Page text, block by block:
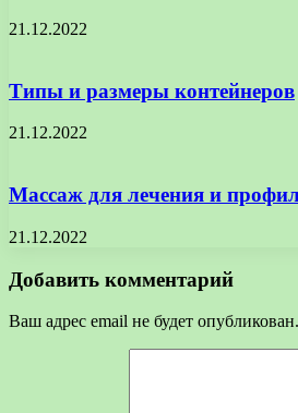
21.12.2022
Типы и размеры контейнеров
21.12.2022
Массаж для лечения и
21.12.2022
Добавить комментарий
Ваш адрес email не будет опубликован.